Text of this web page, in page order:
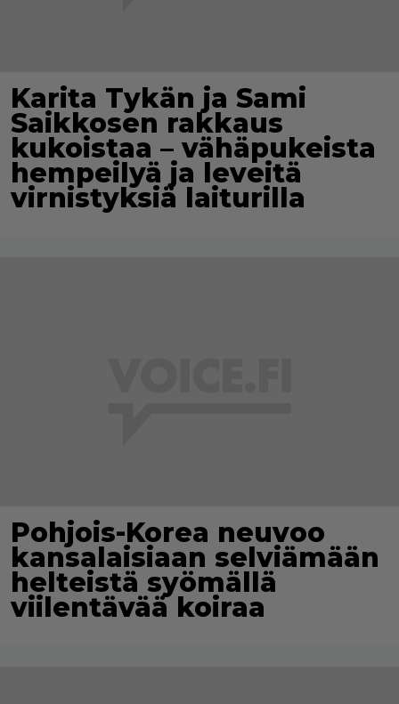
Karita Tykän ja Sami
Saikkosen rakkaus
kukoistaa – vähäpukeista
hempeilyä ja leveitä
virnistyksiä laiturilla
Pohjois-Korea neuvoo
kansalaisiaan selviämään
helteistä syömällä
viilentävää koiraa